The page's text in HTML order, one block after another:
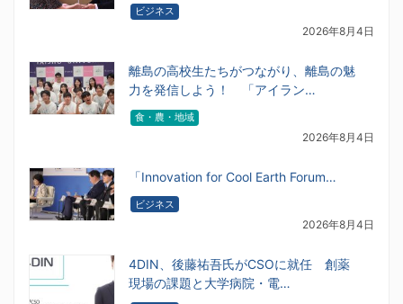
ビジネス
2026年8月4日
離島の高校生たちがつながり、離島の魅
力を発信しよう！ 「アイラン…
食・農・地域
2026年8月4日
「Innovation for Cool Earth Forum…
ビジネス
2026年8月4日
4DIN、後藤祐吾氏がCSOに就任 創薬
現場の課題と大学病院・電…